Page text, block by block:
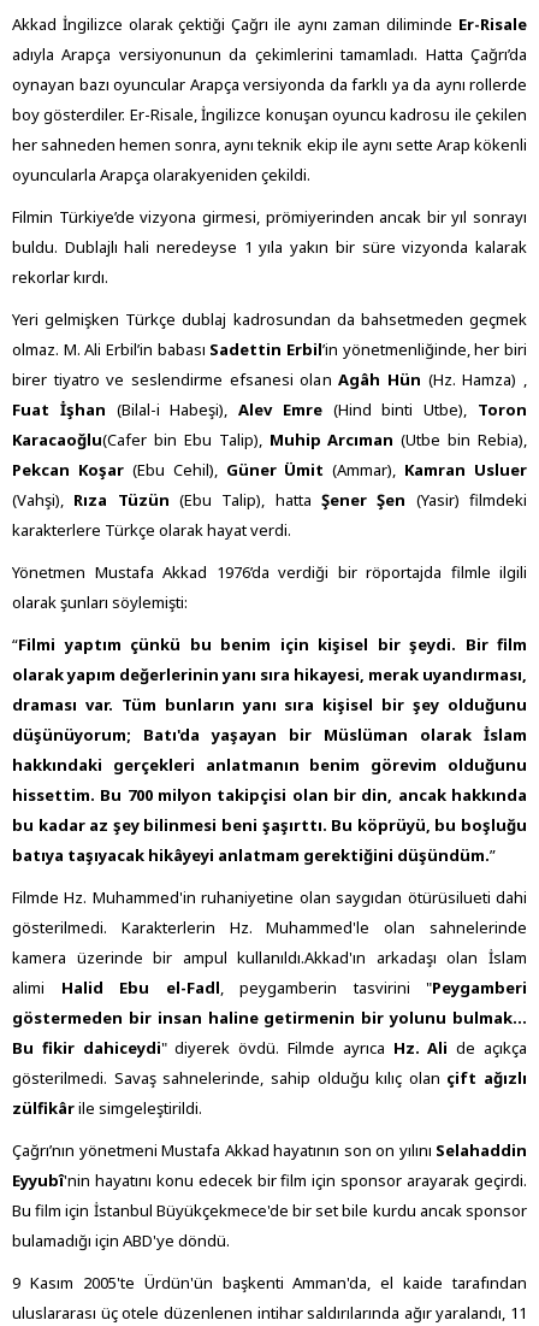
Akkad İngilizce olarak çektiği Çağrı ile aynı zaman diliminde Er-Risale
adıyla Arapça versiyonunun da çekimlerini tamamladı. Hatta Çağrı’da
oynayan bazı oyuncular Arapça versiyonda da farklı ya da aynı rollerde
boy gösterdiler. Er-Risale, İngilizce konuşan oyuncu kadrosu ile çekilen
her sahneden hemen sonra, aynı teknik ekip ile aynı sette Arap kökenli
oyuncularla Arapça olarakyeniden çekildi.
Filmin Türkiye’de vizyona girmesi, prömiyerinden ancak bir yıl sonrayı
buldu. Dublajlı hali neredeyse 1 yıla yakın bir süre vizyonda kalarak
rekorlar kırdı.
Yeri gelmişken Türkçe dublaj kadrosundan da bahsetmeden geçmek
olmaz. M. Ali Erbil’in babası Sadettin Erbil’in yönetmenliğinde, her biri
birer tiyatro ve seslendirme efsanesi olanAgâh Hün (Hz. Hamza) ,
Fuat İşhan (Bilal-i Habeşi),Alev Emre(Hind binti Utbe), Toron
Karacaoğlu(Cafer bin Ebu Talip), Muhip Arcıman (Utbe bin Rebia),
Pekcan Koşar(Ebu Cehil), Güner Ümit (Ammar), Kamran Usluer
(Vahşi), Rıza Tüzün (Ebu Talip), hattaŞener Şen (Yasir) filmdeki
karakterlere Türkçe olarak hayat verdi.
Yönetmen Mustafa Akkad 1976’da verdiği bir röportajda filmle ilgili
olarak şunları söylemişti:
“Filmi yaptım çünkü bu benim için kişisel bir şeydi. Bir film
olarak yapım değerlerinin yanı sıra hikayesi, merak uyandırması,
draması var. Tüm bunların yanı sıra kişisel bir şey olduğunu
düşünüyorum; Batı'da yaşayan bir Müslüman olarak İslam
hakkındaki gerçekleri anlatmanın benim görevim olduğunu
hissettim. Bu 700 milyon takipçisi olan bir din, ancak hakkında
bu kadar az şey bilinmesi beni şaşırttı. Bu köprüyü, bu boşluğu
batıya taşıyacak hikâyeyi anlatmam gerektiğini düşündüm.”
Filmde Hz. Muhammed'in ruhaniyetine olan saygıdan ötürüsilueti dahi
gösterilmedi. Karakterlerin Hz. Muhammed'le olan sahnelerinde
kamera üzerinde bir ampul kullanıldı.Akkad'ın arkadaşı olan İslam
alimi Halid Ebu el-Fadl, peygamberin tasvirini "Peygamberi
göstermeden bir insan haline getirmenin bir yolunu bulmak...
Bu fikir dahiceydi" diyerek övdü. Filmde ayrıca Hz. Ali de açıkça
gösterilmedi. Savaş sahnelerinde, sahip olduğu kılıç olan çift ağızlı
zülfikârile simgeleştirildi.
Çağrı’nın yönetmeni Mustafa Akkad hayatının son on yılını Selahaddin
Eyyubî'nin hayatını konu edecek bir film için sponsor arayarak geçirdi.
Bu film için İstanbul Büyükçekmece'de bir set bile kurdu ancak sponsor
bulamadığı için ABD'ye döndü.
9 Kasım 2005'te Ürdün'ün başkenti Amman'da, el kaide tarafından
uluslararası üç otele düzenlenen intihar saldırılarında ağır yaralandı, 11